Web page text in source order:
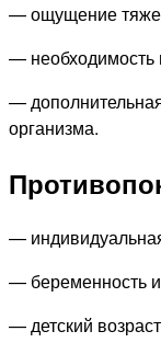
— ощущение
— необходимость
—
организма.
—
— беременность
— детский